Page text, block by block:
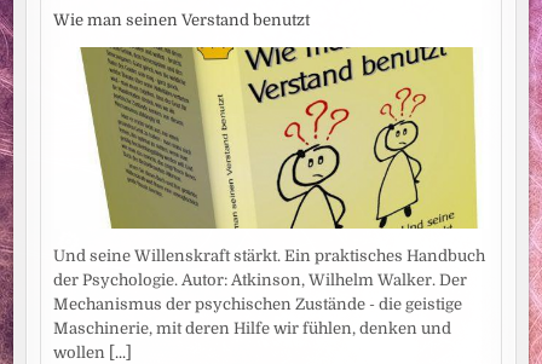
Wie man seinen Verstand benutzt
Und seine Willenskraft stärkt. Ein praktisches Handbuch
der Psychologie. Autor: Atkinson, Wilhelm Walker. Der
Mechanismus der psychischen Zustände - die geistige
Maschinerie, mit deren Hilfe wir fühlen, denken und
wollen [...]